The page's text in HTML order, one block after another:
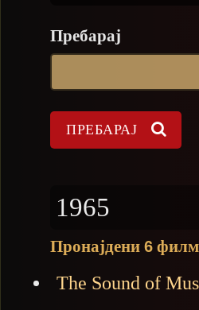
Пребарај
1965
Пронајдени 6
The Sound of